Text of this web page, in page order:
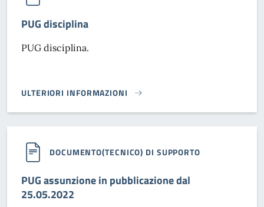
PUG disciplina
PUG disciplina.
ULTERIORI INFORMAZIONI
PUG DISCIPLINA}
DOCUMENTO(TECNICO) DI SUPPORTO
PUG assunzione in pubblicazione dal
25.05.2022